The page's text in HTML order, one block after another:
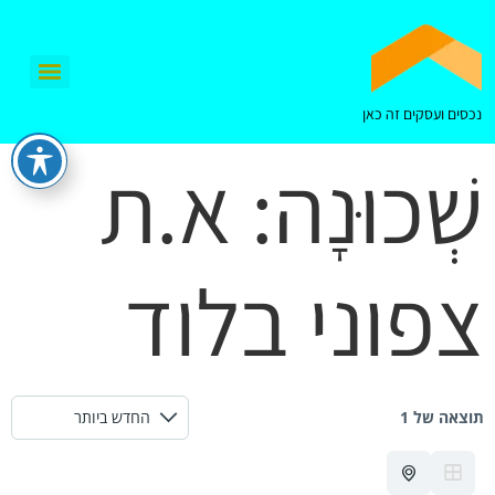
נכסים ועסקים זה כאן
שְׁכוּנָה: א.ת
צפוני בלוד
תוצאה של 1